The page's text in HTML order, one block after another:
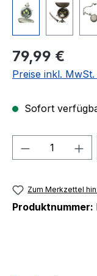
Regulärer Preis:
79,99 €
Preise inkl.
Sofort
Produkt
Zum Merkzettel
Produktnummer: